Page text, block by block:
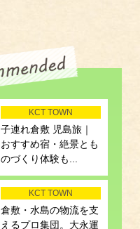
KCT TOWN
子連れ倉敷 児島旅｜
おすすめ宿・絶景とも
のづくり体験も...
KCT TOWN
倉敷・水島の物流を支
えるプロ集団。大永運